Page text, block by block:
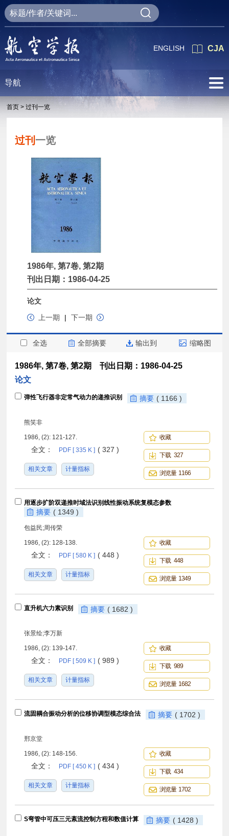
CJA
ENGLISH
导航
首页 > 过刊一览
过刊 一览
1986年, 第7卷, 第2期
刊出日期：1986-04-25
论文
上一期
| 下一期
全选 全部摘要 输出到 缩略图
1986年, 第7卷, 第2期 刊出日期：1986-04-25
论文
弹性飞行器非定常气动力的递推识别 摘要 ( 1166 )
熊笑非
1986, (2): 121-127.
全文： PDF [ 335 K ] ( 327 )
相关文章 计量指标
收藏
下载 327
浏览量 1166
用逐步扩阶双递推时域法识别线性振动系统复模态参数
摘要 ( 1349 )
包益民;周传荣
1986, (2): 128-138.
全文： PDF [ 580 K ] ( 448 )
相关文章 计量指标
收藏
下载 448
浏览量 1349
直升机六力素识别 摘要 ( 1682 )
张景绘;李万新
1986, (2): 139-147.
全文： PDF [ 509 K ] ( 989 )
相关文章 计量指标
收藏
下载 989
浏览量 1682
流固耦合振动分析的位移协调型模态综合法 摘要 ( 1702 )
邢京堂
1986, (2): 148-156.
全文： PDF [ 450 K ] ( 434 )
相关文章 计量指标
收藏
下载 434
浏览量 1702
S弯管中可压三元紊流控制方程和数值计算 摘要 ( 1428 )